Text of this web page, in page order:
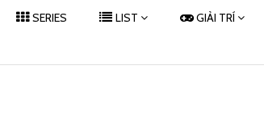
SERIES LIST GIẢI TRÍ